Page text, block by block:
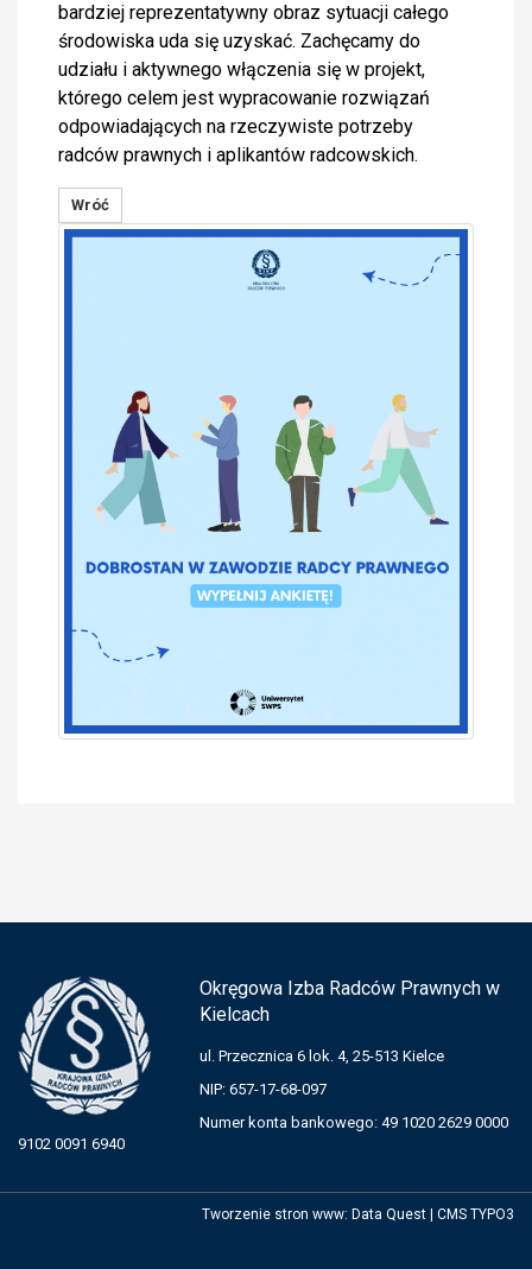
bardziej reprezentatywny obraz sytuacji całego
środowiska uda się uzyskać. Zachęcamy do
udziału i aktywnego włączenia się w projekt,
którego celem jest wypracowanie rozwiązań
odpowiadających na rzeczywiste potrzeby
radców prawnych i aplikantów radcowskich.
Wróć
Okręgowa Izba Radców Prawnych w
Kielcach
ul. Przecznica 6 lok. 4, 25-513 Kielce
NIP: 657-17-68-097
Numer konta bankowego: 49 1020 2629 0000
9102 0091 6940
Tworzenie stron www: Data Quest CMS TYPO3